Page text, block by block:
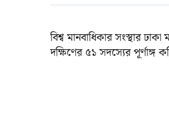
বিশ্ব মানবাধিকার সংস্থার
দক্ষিণের ৫১ সদস্যের পূর্ণাঙ্গ